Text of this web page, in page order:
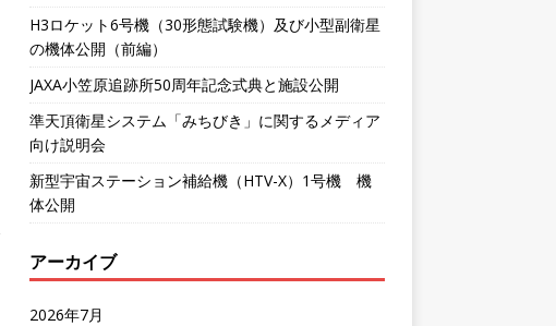
H3ロケット6号機（30形態試験機）及び小型副衛星
の機体公開（前編）
JAXA小笠原追跡所50周年記念式典と施設公開
準天頂衛星システム「みちびき」に関するメディア
向け説明会
新型宇宙ステーション補給機（HTV-X）1号機 機
体公開
アーカイブ
2026年7月